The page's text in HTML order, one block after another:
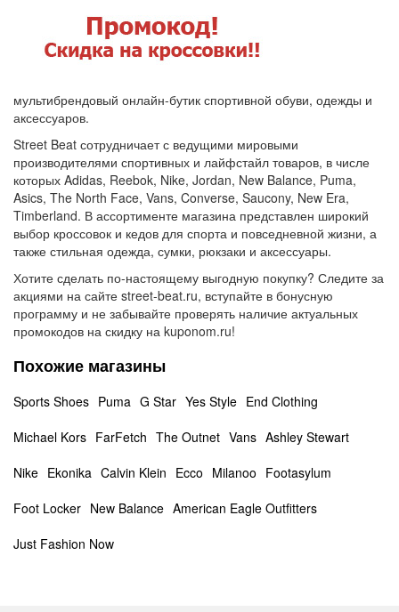
мультибрендовый онлайн-бутик спортивной обуви, одежды и
аксессуаров.
Street Beat сотрудничает с ведущими мировыми
производителями спортивных и лайфстайл товаров, в числе
которых Adidas, Reebok, Nike, Jordan, New Balance, Puma,
Asics, The North Face, Vans, Converse, Saucony, New Era,
Timberland. В ассортименте магазина представлен широкий
выбор кроссовок и кедов для спорта и повседневной жизни, а
также стильная одежда, сумки, рюкзаки и аксессуары.
Хотите сделать по-настоящему выгодную покупку? Следите за
акциями на сайте street-beat.ru, вступайте в бонусную
программу и не забывайте проверять наличие актуальных
промокодов на скидку на kuponom.ru!
Похожие магазины
Sports Shoes Puma G Star Yes Style End Clothing
Michael Kors FarFetch The Outnet Vans Ashley Stewart
Nike Ekonika Calvin Klein Ecco Milanoo Footasylum
Foot Locker New Balance American Eagle Outfitters
Just Fashion Now